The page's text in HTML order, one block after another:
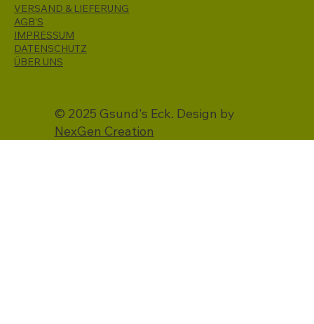
VERSAND & LIEFERUNG
AGB'S
IMPRESSUM
DATENSCHUTZ
ÜBER UNS
© 2025 Gsund's Eck. Design by
NexGen Creation